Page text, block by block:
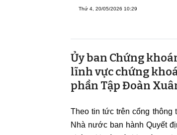
Thứ 4, 20/05/2026 10:29
Ủy ban Chứng
lĩnh vực chứng
phần Tập Đoàn
Theo tin tức trên cổng thông
Nhà nước ban hành Quyết